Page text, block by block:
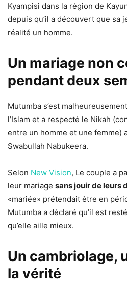
Kyampisi dans la région de
depuis qu’il a découvert que sa
réalité un homme.
Un mariage non
pendant deux
Mutumba s’est
l’Islam et a respecté le Nikah
entre un homme et une femme)
Swabullah Nabukeera.
Selon New Vision, Le couple a
leur mariage sans jouir de leurs
«mariée» prétendait être en
Mutumba a déclaré qu’il est
qu’elle aille mieux.
Un cambriolage,
la vérité